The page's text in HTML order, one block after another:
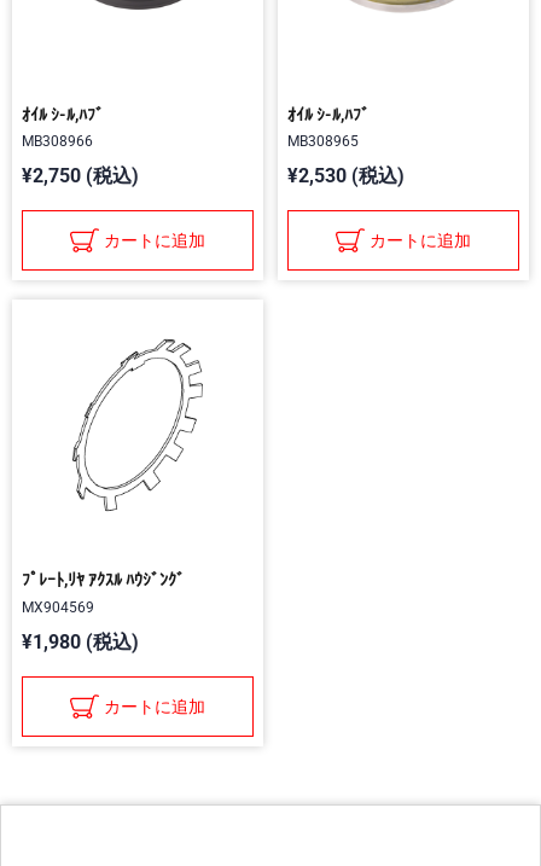
ｵｲﾙ ｼ-ﾙ,ﾊﾌﾞ
MB308966
¥2,750 (税込)
カートに追加
ｵｲﾙ ｼ-ﾙ,ﾊﾌﾞ
MB308965
¥2,530 (税込)
カートに追加
ﾌﾟﾚｰﾄ,ﾘﾔ ｱｸｽﾙ ﾊｳｼﾞﾝｸﾞ
MX904569
¥1,980 (税込)
カートに追加